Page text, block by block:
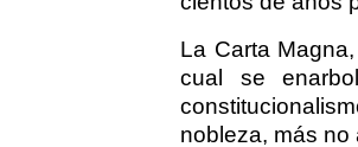
La Carta
cual se
nobleza, más no